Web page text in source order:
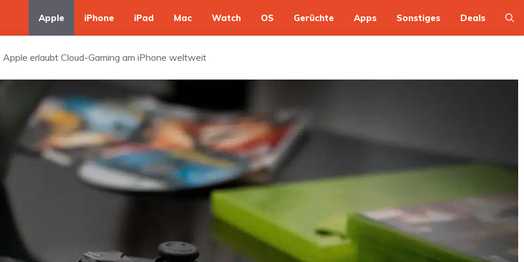
Apple iPhone iPad Mac Watch OS Gerüchte Apps Sonstiges Deals
erlaubt Cloud-Gaming am iPhone weltweit